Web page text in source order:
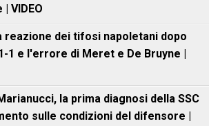
VIDEO
reazione dei tifosi napoletani dopo
1 e l'errore di Meret e De Bruyne |
la prima diagnosi della SSC
sulle condizioni del difensore |